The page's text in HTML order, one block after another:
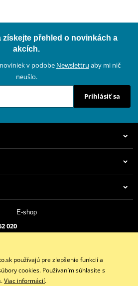
získejte přehled o novinkách a
akcích.
v podobe Newslettru aby mi nič
neušlo.
Prihlásiť sa
E-shop
020
- 17:00) | So (9:00 - 12:00)
používajú pre zlepšenie funkcií a
cookies. Používaním súhlasíte s
Viac informácií.